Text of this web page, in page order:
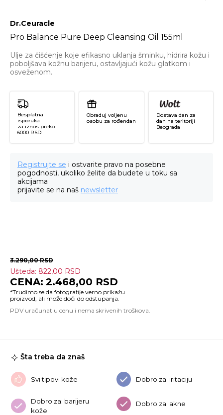
Dr.Ceuracle
Pro Balance Pure Deep Cleansing Oil 155ml
Ulje za čišćenje koje efikasno uklanja šminku, hidrira kožu i
poboljšava kožnu barijeru, ostavljajući kožu glatkom i
osveženom.
Besplatna
isporuka
za iznos preko
6000 RSD
Obraduj voljenu
osobu za rođendan
Dostava dan za
dan na teritoriji
Beograda
Registrujte se i ostvarite pravo na posebne
pogodnosti, ukoliko želite da budete u toku sa
akcijama
prijavite se na naš newsletter
3.290,00RSD
Ušteda: 822,00 RSD
2.468,00 RSD
Šta treba da znaš
Svi tipovi kože Dobro za: iritaciju
Dobro za: barijeru
kože
Dobro za: akne